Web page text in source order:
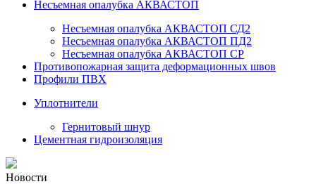
Несъемная опалубка АКВАСТОП
Несъемная опалубка АКВАСТОП СД2
Несъемная опалубка АКВАСТОП ПД2
Несъемная опалубка АКВАСТОП СР
Противопожарная защита деформационных швов
Профили ПВХ
Уплотнители
Гернитовый шнур
Цементная гидроизоляция
Новости